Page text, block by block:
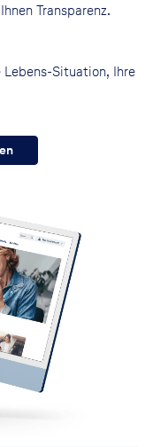
Transparenz.
Lebens-Situation, Ihre